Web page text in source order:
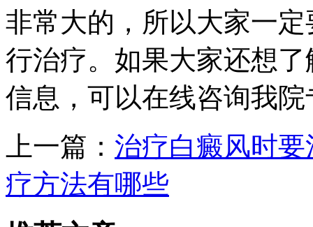
非常大的，所以大家一
行治疗。如果大家还想
信息，可以在线咨询我院
上一篇： 治疗白癜风时
疗方法有哪些